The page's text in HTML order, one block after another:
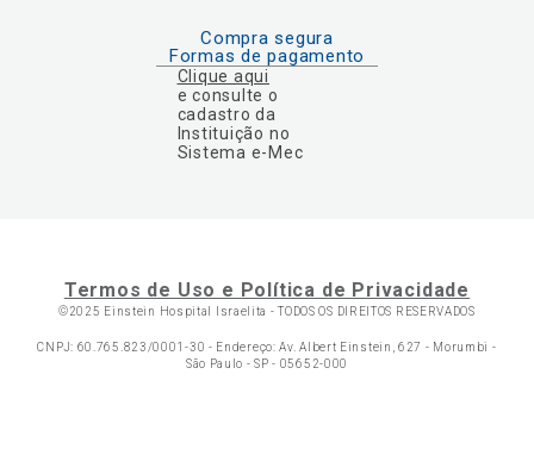
Compra segura
Formas de pagamento
Clique aqui
e consulte o
cadastro da
Instituição no
Sistema e-Mec
Termos de Uso e Política de Privacidade
©2025 Einstein Hospital Israelita -TODOS OS DIREITOS RESERVADOS
CNPJ: 60.765.823/0001-30 - Endereço: Av. Albert Einstein, 627 - Morumbi -
São Paulo - SP - 05652-000